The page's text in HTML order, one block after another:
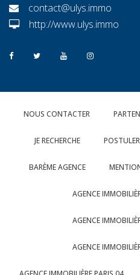
contact@ulys.immo
http://www.ulys.immo
NOUS CONTACTER
JE RECHERCHE POSTULER
BARÈME AGENCE
AGENCE
AGENCE
AGENCE